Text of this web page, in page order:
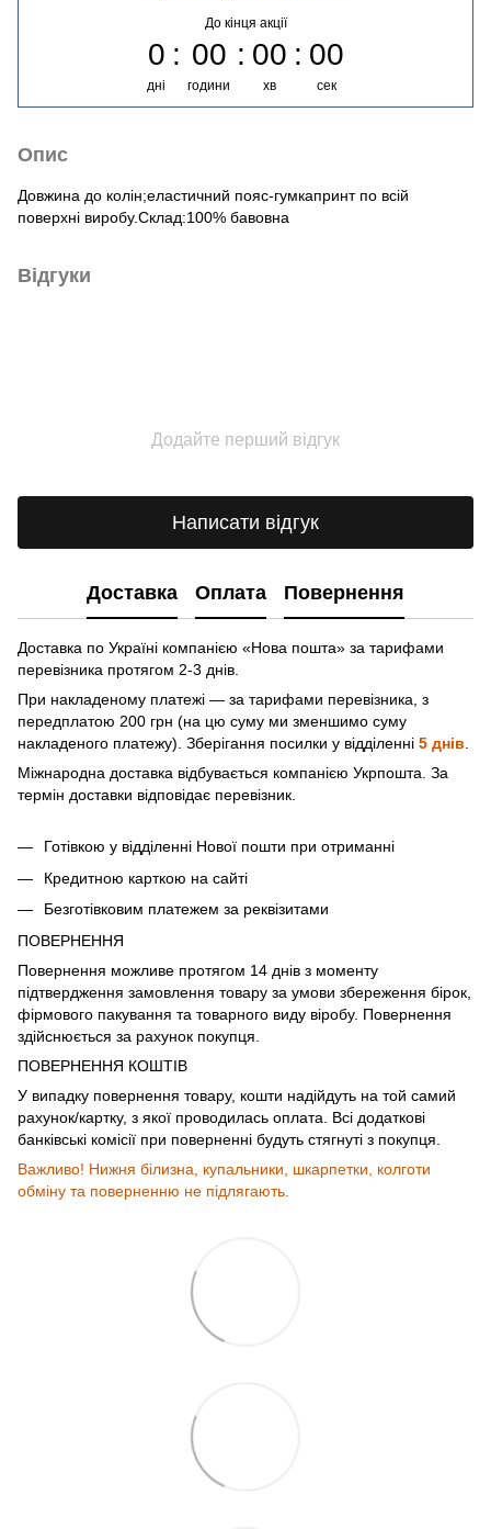
До кінця акції
0
дні
00
години
00
хв
00
сек
Опис
Довжина до колін;еластичний пояс-гумкапринт по всій
поверхні виробу.Склад:100% бавовна
Відгуки
Додайте перший відгук
Написати відгук
Доставка Оплата Повернення
Доставка по Україні компанією «Нова пошта» зa тарифами
перевізника протягом 2-3 днів.
При накладеному платежі — за тарифами перевізника, з
передплатою 200 грн (на цю суму ми зменшимо суму
накладеного платежу). Зберігання посилки у відділенні 5 днів.
Міжнародна доставка відбувається компанією Укрпошта. За
термін доставки відповідає перевізник.
Готівкою у відділенні Нової пошти при отриманні
Кредитною карткою на сайті
Безготівковим платежем за реквізитами
ПОВЕРНЕННЯ
Повернення можливе протягом 14 днів з моменту
підтвердження замовлення товару за умови збереження бірок,
фірмового пакування та товарного виду віробу. Повернення
здійснюється за рахунок покупця.
ПОВЕРНЕННЯ КОШТІВ
У випадку повернення товару, кошти надійдуть на той самий
рахунок/картку, з якої проводилась оплата. Всі додаткові
банківські комісії при поверненні будуть стягнуті з покупця.
Важливо! Нижня білизна, купальники, шкарпетки, колготи
обміну та поверненню не підлягають.